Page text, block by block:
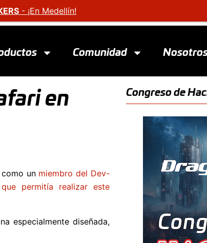
Comunidad
en
un miembro del Dev-
permitía realizar este
especialmente diseñada,
Congreso de
- ¡En Medellín!